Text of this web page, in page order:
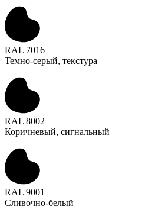
RAL 7016
Темно-серый, текстура
RAL 8002
Коричневый, сигнальный
RAL 9001
Сливочно-белый